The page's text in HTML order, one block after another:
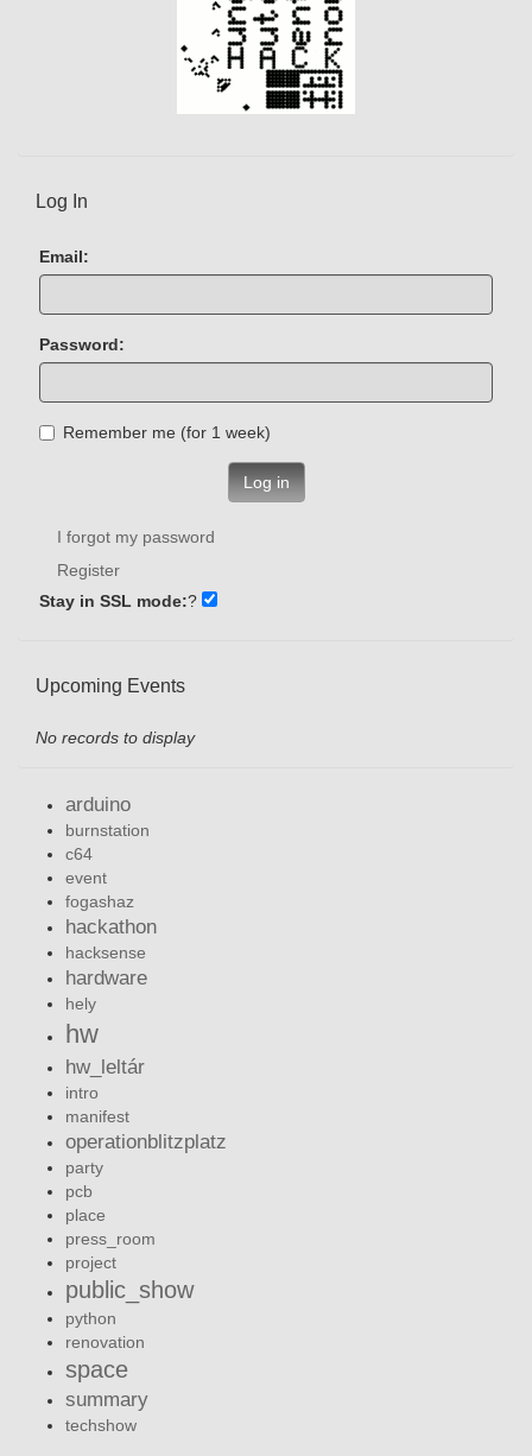
Log In
Email:
Password:
Remember me (for 1 week)
Log in
I forgot my password
Register
Stay in SSL mode:?
Upcoming Events
No records to display
arduino
burnstation
c64
event
fogashaz
hackathon
hacksense
hardware
hely
hw
hw_leltár
intro
manifest
operationblitzplatz
party
pcb
place
press_room
project
public_show
python
renovation
space
summary
techshow